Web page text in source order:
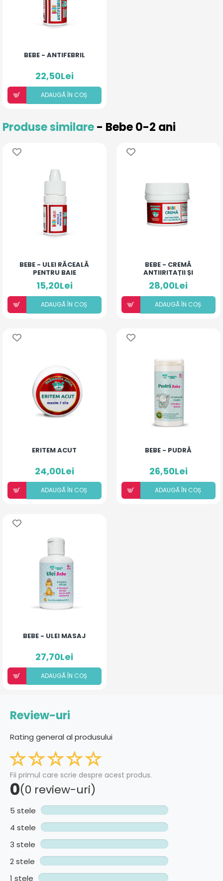
BEBE - ANTIFEBRIL
22,50Lei
ADAUGÃ ÎN COȘ
Produse similare- Bebe 0-2 ani
BEBE - ULEI RĂCEALĂ
PENTRU BAIE
15,20Lei
ADAUGÃ ÎN COȘ
BEBE - CREMĂ
ANTIIRITAȚII ȘI
ANTIALERGICĂ
28,00Lei
ADAUGÃ ÎN COȘ
ERITEM ACUT
24,00Lei
ADAUGÃ ÎN COȘ
BEBE - PUDRĂ
26,50Lei
ADAUGÃ ÎN COȘ
BEBE - ULEI MASAJ
27,70Lei
ADAUGÃ ÎN COȘ
Review-uri
Rating general al produsului
Fii primul care scrie despre acest produs.
0(0 review-uri)
5 stele
4 stele
3 stele
2 stele
1 stele